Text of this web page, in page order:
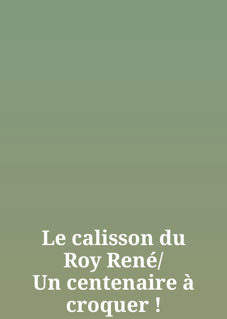
Le calisson du
Roy René/
Un centenaire à
croquer !